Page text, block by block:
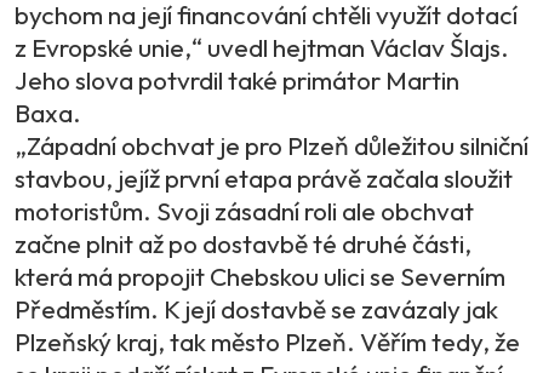
bychom na její financování chtěli využít dotací
z Evropské unie,“ uvedl hejtman Václav Šlajs.
Jeho slova potvrdil také primátor Martin
Baxa.
„Západní obchvat je pro Plzeň důležitou silniční
stavbou, jejíž první etapa právě začala sloužit
motoristům. Svoji zásadní roli ale obchvat
začne plnit až po dostavbě té druhé části,
která má propojit Chebskou ulici se Severním
Předměstím. K její dostavbě se zavázaly jak
Plzeňský kraj, tak město Plzeň. Věřím tedy, že